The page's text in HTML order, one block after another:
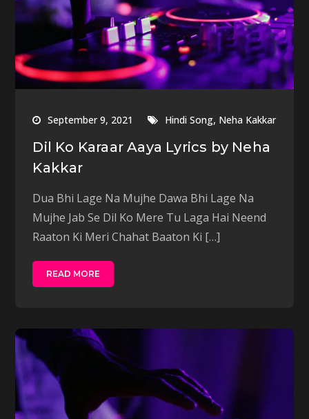
September 9, 2021 Hindi Song, Neha Kakkar
Dil Ko Karaar Aaya Lyrics by Neha
Kakkar
Dua Bhi Lage Na Mujhe Dawa Bhi Lage Na
Mujhe Jab Se Dil Ko Mere Tu Laga Hai Neend
Raaton Ki Meri Chahat Baaton Ki […]
READ MORE